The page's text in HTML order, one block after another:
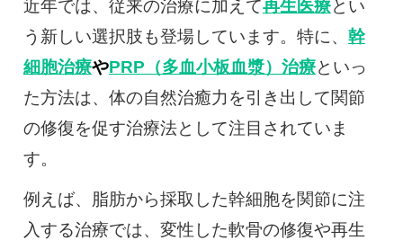
近年では、従来の治療に加えて再生医療とい
う新しい選択肢も登場しています。特に、 幹
細胞治療やPRP（多血小板血漿）治療といっ
た方法は、体の自然治癒力を引き出して関節
の修復を促す治療法として注目されていま
す。
例えば、脂肪から採取した幹細胞を関節に注
入する治療では、変性した軟骨の修復や再生